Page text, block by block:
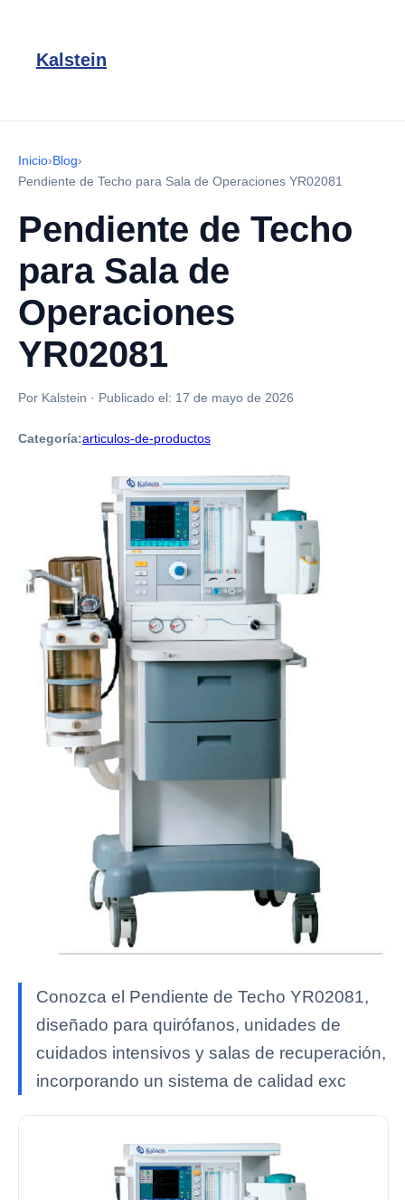
Kalstein
Inicio›Blog›
Pendiente de Techo para Sala de Operaciones YR02081
Pendiente de Techo
para Sala de
Operaciones
YR02081
Por Kalstein · Publicado el: 17 de mayo de 2026
Categoría:articulos-de-productos
Conozca el Pendiente de Techo YR02081,
diseñado para quirófanos, unidades de
cuidados intensivos y salas de recuperación,
incorporando un sistema de calidad exc